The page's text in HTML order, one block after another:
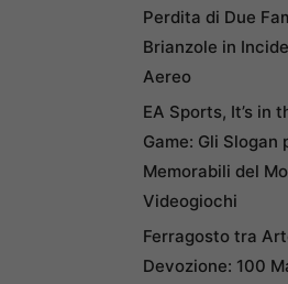
Perdita di Due
Brianzole in
Aereo
EA Sports, It’s in
Game: Gli Slogan
Memorabili del
Videogiochi
Ferragosto tra
Devozione: 100